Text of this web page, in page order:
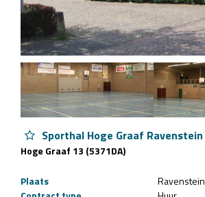
Sporthal Hoge Graaf Ravenstein
Hoge Graaf 13 (5371DA)
Plaats
Ravenstein